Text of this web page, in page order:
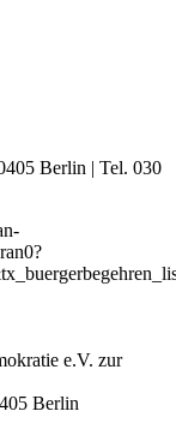
Berlin | Tel. 030
e.V. zur
Berlin